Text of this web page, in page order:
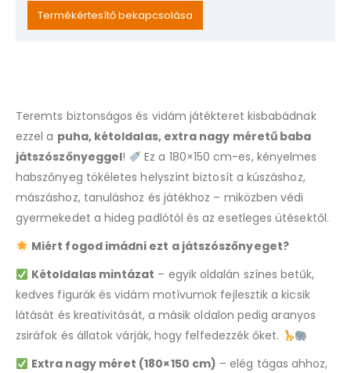
email
address
for
this
product
Termékértesítő bekapcsolása
Teremts biztonságos és vidám játékteret kisbabádnak
ezzel a puha, kétoldalas, extra nagy méretű baba
játszószőnyeggel!
Ez a 180×150 cm-es, kényelmes
habszőnyeg tökéletes helyszínt biztosít a kúszáshoz,
mászáshoz, tanuláshoz és játékhoz – miközben védi
gyermekedet a hideg padlótól és az esetleges ütésektől.
Miért fogod imádni ezt a játszószőnyeget?
Kétoldalas mintázat – egyik oldalán színes betűk,
kedves figurák és vidám motívumok fejlesztik a kicsik
látását és kreativitását, a másik oldalon pedig aranyos
zsiráfok és állatok várják, hogy felfedezzék őket.
Extra nagy méret (180×150 cm) – elég tágas ahhoz,